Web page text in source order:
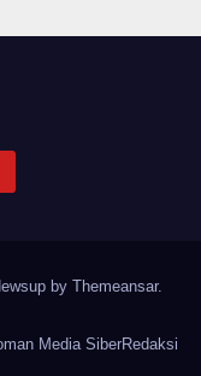
by Themeansar.
Media SiberRedaksi